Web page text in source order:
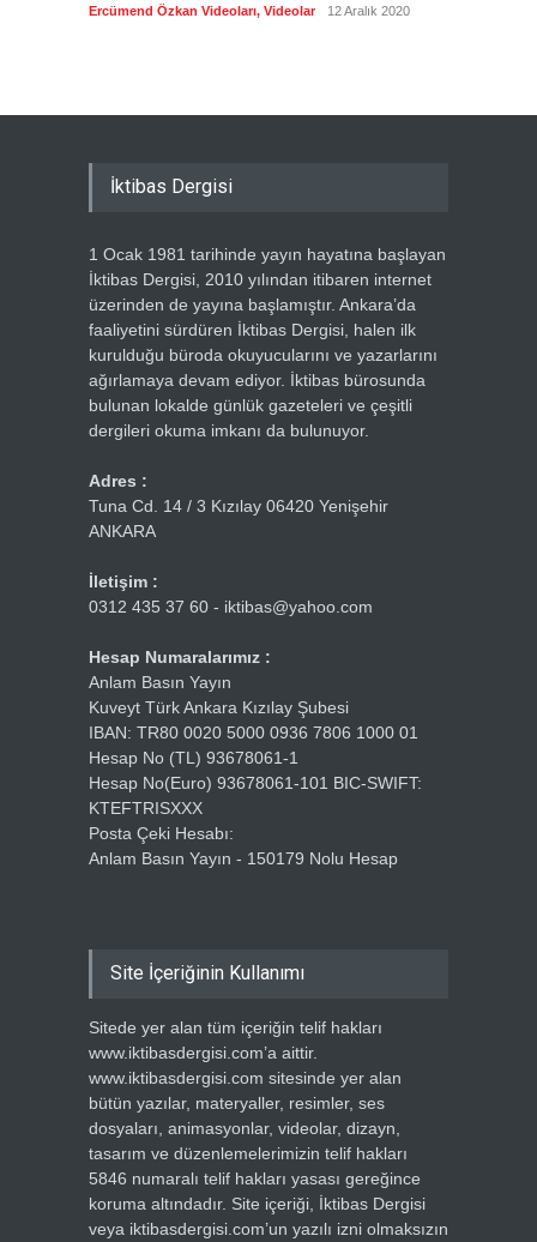
Ercümend Özkan Videoları, Videolar 12 Aralık 2020
İktibas Dergisi
1 Ocak 1981 tarihinde yayın hayatına başlayan
İktibas Dergisi, 2010 yılından itibaren internet
üzerinden de yayına başlamıştır. Ankara’da
faaliyetini sürdüren İktibas Dergisi, halen ilk
kurulduğu büroda okuyucularını ve yazarlarını
ağırlamaya devam ediyor. İktibas bürosunda
bulunan lokalde günlük gazeteleri ve çeşitli
dergileri okuma imkanı da bulunuyor.
Adres :
Tuna Cd. 14 / 3 Kızılay 06420 Yenişehir
ANKARA
İletişim :
0312 435 37 60 - iktibas@yahoo.com
Hesap Numaralarımız :
Anlam Basın Yayın
Kuveyt Türk Ankara Kızılay Şubesi
IBAN: TR80 0020 5000 0936 7806 1000 01
Hesap No (TL) 93678061-1
Hesap No(Euro) 93678061-101 BIC-SWIFT:
KTEFTRISXXX
Posta Çeki Hesabı:
Anlam Basın Yayın - 150179 Nolu Hesap
Site İçeriğinin Kullanımı
Sitede yer alan tüm içeriğin telif hakları
www.iktibasdergisi.com’a aittir.
www.iktibasdergisi.com sitesinde yer alan
bütün yazılar, materyaller, resimler, ses
dosyaları, animasyonlar, videolar, dizayn,
tasarım ve düzenlemelerimizin telif hakları
5846 numaralı telif hakları yasası gereğince
koruma altındadır. Site içeriği, İktibas Dergisi
veya iktibasdergisi.com’un yazılı izni olmaksızın